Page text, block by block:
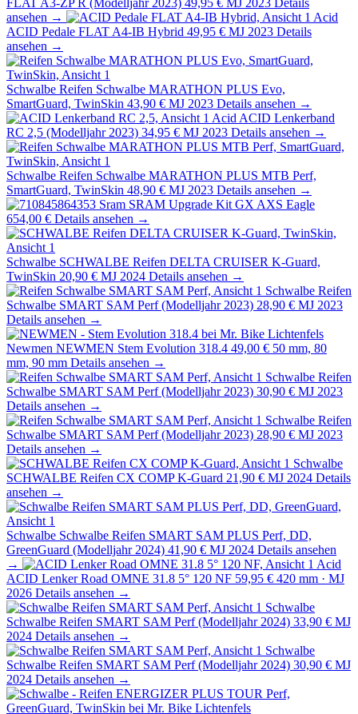
ansehen →
Acid
ACID Pedale FLAT A4-IB Hybrid 49,95 € MJ 2023 Details
ansehen →
Schwalbe Reifen Schwalbe MARATHON PLUS Evo,
SmartGuard, TwinSkin 43,90 € MJ 2023 Details ansehen →
Acid ACID Lenkerband
RC 2,5 (Modelljahr 2023) 34,95 € MJ 2023 Details ansehen →
Schwalbe Reifen Schwalbe MARATHON PLUS MTB Perf,
SmartGuard, TwinSkin 48,90 € MJ 2023 Details ansehen →
Sram SRAM Upgrade Kit GX AXS Eagle
654,00 € Details ansehen →
Schwalbe SCHWALBE Reifen DELTA CRUISER K-Guard,
TwinSkin 20,90 € MJ 2024 Details ansehen →
Schwalbe Reifen
Schwalbe SMART SAM Perf (Modelljahr 2023) 28,90 € MJ 2023
Details ansehen →
Newmen NEWMEN Stem Evolution 318.4 49,00 € 50 mm, 80
mm, 90 mm Details ansehen →
Schwalbe Reifen
Schwalbe SMART SAM Perf (Modelljahr 2023) 30,90 € MJ 2023
Details ansehen →
Schwalbe Reifen
Schwalbe SMART SAM Perf (Modelljahr 2023) 28,90 € MJ 2023
Details ansehen →
Schwalbe
SCHWALBE Reifen CX COMP K-Guard 21,90 € MJ 2024 Details
ansehen →
Schwalbe Schwalbe Reifen SMART SAM PLUS Perf, DD,
GreenGuard (Modelljahr 2024) 41,90 € MJ 2024 Details ansehen
→
Acid
ACID Lenker Road OMNE 31.8 5° 120 NF 59,95 € 420 mm · MJ
2026 Details ansehen →
Schwalbe
Schwalbe Reifen SMART SAM Perf (Modelljahr 2024) 33,90 € MJ
2024 Details ansehen →
Schwalbe
Schwalbe Reifen SMART SAM Perf (Modelljahr 2024) 30,90 € MJ
2024 Details ansehen →